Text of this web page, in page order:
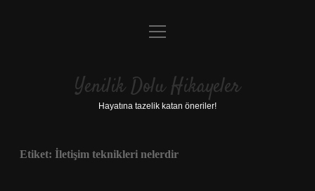
Anasayfa
Yasal Uyarı
menüyü
Yenilik Dolu Hikayeler
Hayatına tazelik katan öneriler!
Etiket: İletişim teknikleri nelerdir